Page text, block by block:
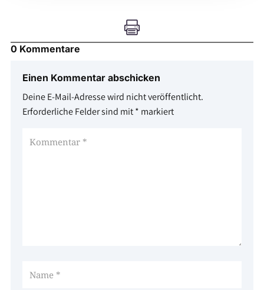

0 Kommentare
Einen Kommentar abschicken
Deine E-Mail-Adresse wird nicht veröffentlicht.
Erforderliche Felder sind mit* markiert